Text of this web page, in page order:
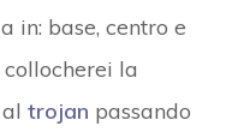
in: base, centro e
la
al trojan passando